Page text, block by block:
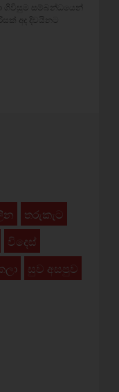
ගිවිසුම සම්බන්ධයෙන්
අද දිවයිනට
තරුකැට
විදෙස්
සුව අසපුව